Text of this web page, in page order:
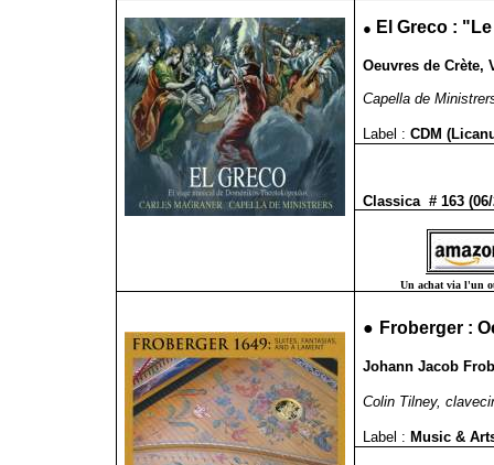
● El Greco :
Oeuvres de Crète,
Capella de
Label : CDM
Classica # 163
Un achat via l'un
● Froberger :
Johann Jacob
Colin Tilney,
Label : Music &